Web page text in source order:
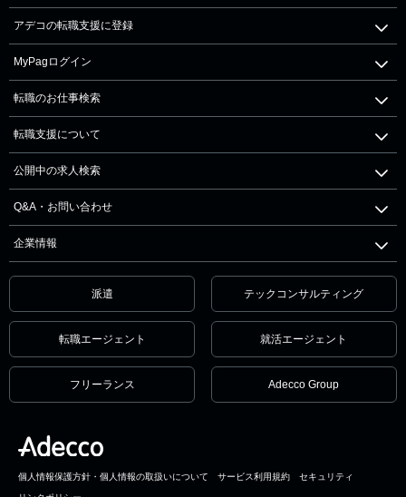
アデコの転職支援に登録
MyPagログイン
転職のお仕事検索
転職支援について
公開中の求人検索
Q&A・お問い合わせ
企業情報
派遣 テックコンサルティング
転職エージェント 就活エージェント
フリーランス Adecco Group
個人情報保護方針・個人情報の取扱いについて サービス利用規約 セキュリティ